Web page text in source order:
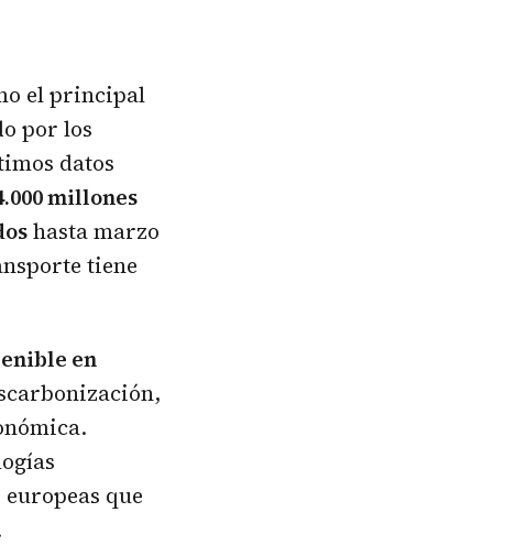
el principal
por los
datos
millones
hasta marzo
tiene
en
que